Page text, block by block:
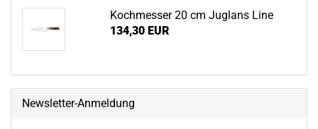
Koch­mes­ser 20 cm Jug­lans Line
134,30 EUR
Newsletter-Anmeldung